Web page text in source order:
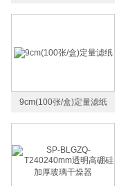
9cm(100张/盒)定量滤纸